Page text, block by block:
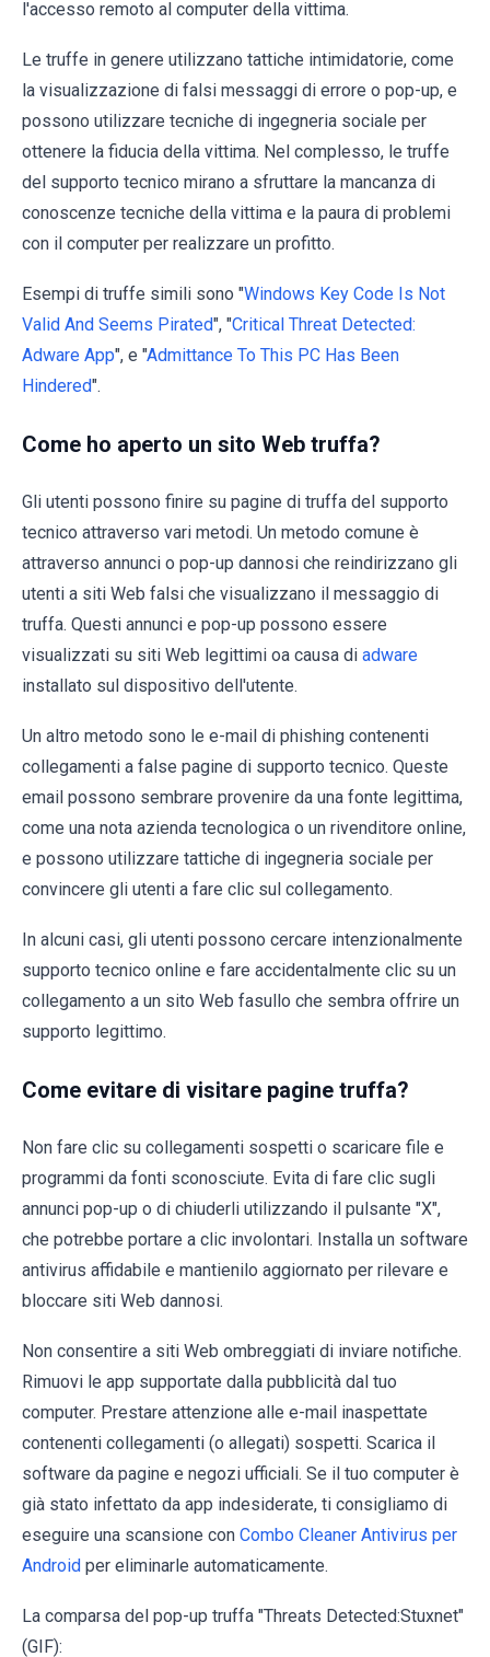
l'accesso remoto al computer della vittima.
Le truffe in genere utilizzano tattiche intimidatorie, come
la visualizzazione di falsi messaggi di errore o pop-up, e
possono utilizzare tecniche di ingegneria sociale per
ottenere la fiducia della vittima. Nel complesso, le truffe
del supporto tecnico mirano a sfruttare la mancanza di
conoscenze tecniche della vittima e la paura di problemi
con il computer per realizzare un profitto.
Esempi di truffe simili sono "Windows Key Code Is Not
Valid And Seems Pirated", "Critical Threat Detected:
Adware App", e "Admittance To This PC Has Been
Hindered".
Come ho aperto un sito Web truffa?
Gli utenti possono finire su pagine di truffa del supporto
tecnico attraverso vari metodi. Un metodo comune è
attraverso annunci o pop-up dannosi che reindirizzano gli
utenti a siti Web falsi che visualizzano il messaggio di
truffa. Questi annunci e pop-up possono essere
visualizzati su siti Web legittimi oa causa di adware
installato sul dispositivo dell'utente.
Un altro metodo sono le e-mail di phishing contenenti
collegamenti a false pagine di supporto tecnico. Queste
email possono sembrare provenire da una fonte legittima,
come una nota azienda tecnologica o un rivenditore online,
e possono utilizzare tattiche di ingegneria sociale per
convincere gli utenti a fare clic sul collegamento.
In alcuni casi, gli utenti possono cercare intenzionalmente
supporto tecnico online e fare accidentalmente clic su un
collegamento a un sito Web fasullo che sembra offrire un
supporto legittimo.
Come evitare di visitare pagine truffa?
Non fare clic su collegamenti sospetti o scaricare file e
programmi da fonti sconosciute. Evita di fare clic sugli
annunci pop-up o di chiuderli utilizzando il pulsante "X",
che potrebbe portare a clic involontari. Installa un software
antivirus affidabile e mantienilo aggiornato per rilevare e
bloccare siti Web dannosi.
Non consentire a siti Web ombreggiati di inviare notifiche.
Rimuovi le app supportate dalla pubblicità dal tuo
computer. Prestare attenzione alle e-mail inaspettate
contenenti collegamenti (o allegati) sospetti. Scarica il
software da pagine e negozi ufficiali. Se il tuo computer è
già stato infettato da app indesiderate, ti consigliamo di
eseguire una scansione con Combo Cleaner Antivirus per
Android per eliminarle automaticamente.
La comparsa del pop-up truffa "Threats Detected:Stuxnet"
(GIF):